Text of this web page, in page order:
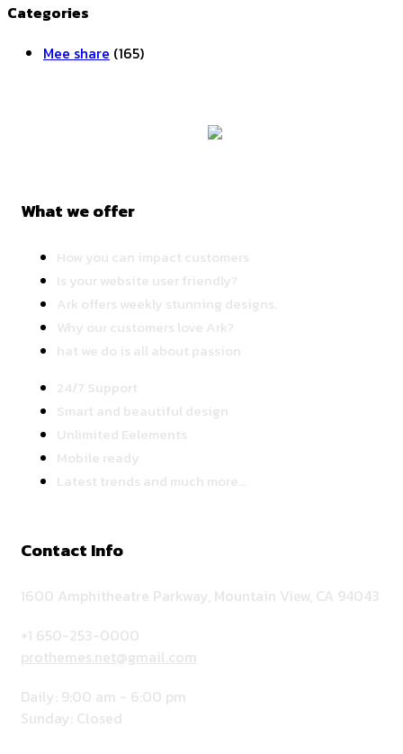
Categories
Mee share (165)
What we offer
How you can impact customers
Is your website user friendly?
Ark offers weekly stunning designs.
Why our customers love Ark?
hat we do is all about passion
24/7 Support
Smart and beautiful design
Unlimited Eelements
Mobile ready
Latest trends and much more...
Contact Info
1600 Amphitheatre Parkway, Mountain View, CA 94043
+1 650-253-0000
prothemes.net@gmail.com
Daily: 9:00 am - 6:00 pm
Sunday: Closed